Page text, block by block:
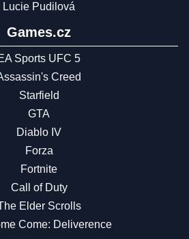
Lucie Pudilová
Games.cz
Sports UFC 5
Creed
Starfield
GTA
Diablo IV
Forza
Fortnite
Call of Duty
Elder Scrolls
Come: Deliverence